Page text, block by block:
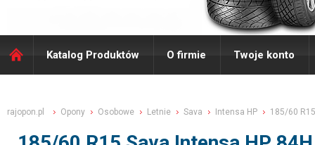
Katalog Produktów O firmie Twoje konto
rajopon.pl Opony Osobowe Letnie Sava Intensa HP 185/60 R15